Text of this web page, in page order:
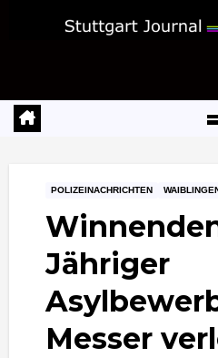
POLIZEINACHRICHTEN
Jähriger
Messer